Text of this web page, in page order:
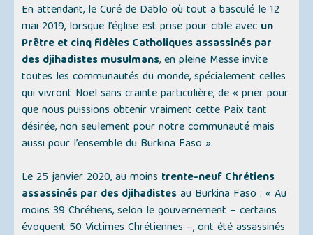
En attendant, le Curé de Dablo où tout a basculé le 12
mai 2019, lorsque l’église est prise pour cible avec un
Prêtre et cinq fidèles Catholiques assassinés par
des djihadistes musulmans, en pleine Messe invite
toutes les communautés du monde, spécialement celles
qui vivront Noël sans crainte particulière, de« prier pour
que nous puissions obtenir vraiment cette Paix tant
désirée, non seulement pour notre communauté mais
aussi pour l’ensemble du Burkina Faso ».
Le 25 janvier 2020, au moins trente-neuf Chrétiens
assassinés par des djihadistesau Burkina Faso :« Au
moins 39 Chrétiens, selon le gouvernement – certains
évoquent 50 Victimes Chrétiennes –, ont été assassinés